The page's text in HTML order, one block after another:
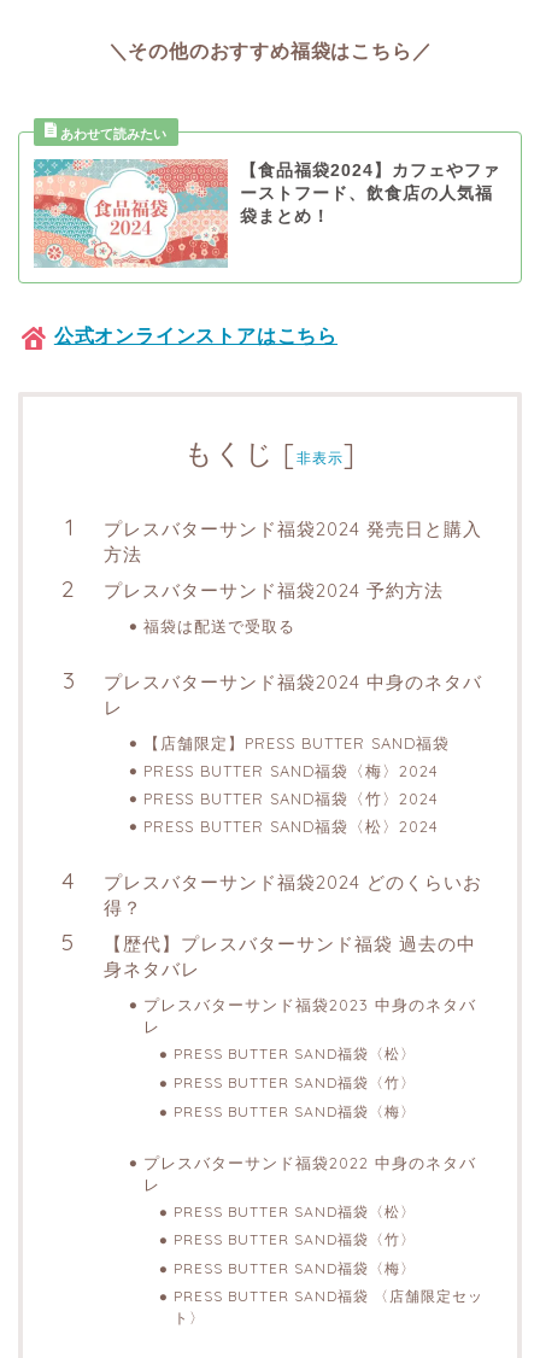
＼その他のおすすめ福袋はこちら／
【食品福袋2024】カフェやファ
ーストフード、飲食店の人気福
袋まとめ！
公式オンラインストアはこちら
もくじ [非表示]
プレスバターサンド福袋2024 発売日と購入
方法
プレスバターサンド福袋2024 予約方法
福袋は配送で受取る
プレスバターサンド福袋2024 中身のネタバ
レ
【店舗限定】PRESS BUTTER SAND福袋
PRESS BUTTER SAND福袋〈梅〉2024
PRESS BUTTER SAND福袋〈竹〉2024
PRESS BUTTER SAND福袋〈松〉2024
プレスバターサンド福袋2024 どのくらいお
得？
【歴代】プレスバターサンド福袋 過去の中
身ネタバレ
プレスバターサンド福袋2023 中身のネタバ
レ
PRESS BUTTER SAND福袋〈松〉
PRESS BUTTER SAND福袋〈竹〉
PRESS BUTTER SAND福袋〈梅〉
プレスバターサンド福袋2022 中身のネタバ
レ
PRESS BUTTER SAND福袋〈松〉
PRESS BUTTER SAND福袋〈竹〉
PRESS BUTTER SAND福袋〈梅〉
PRESS BUTTER SAND福袋 〈店舗限定セッ
ト〉